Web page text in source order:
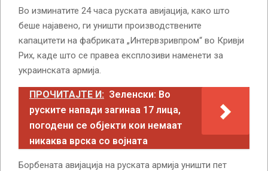
Во изминатите 24 часа руската авијација, како што
беше најавено, ги уништи производствените
капацитети на фабриката „Интервзривпром“ во Кривји
Рих, каде што се правеа експлозиви наменети за
украинската армија.
ПРОЧИТАЈТЕ И: Зеленски: Во
руските напади загинаа 17 лица,
погодени се објекти кои немаат
никаква врска со војната
Борбената авијација на руската армија уништи пет